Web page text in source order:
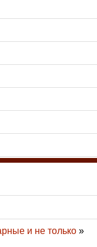
и не только »